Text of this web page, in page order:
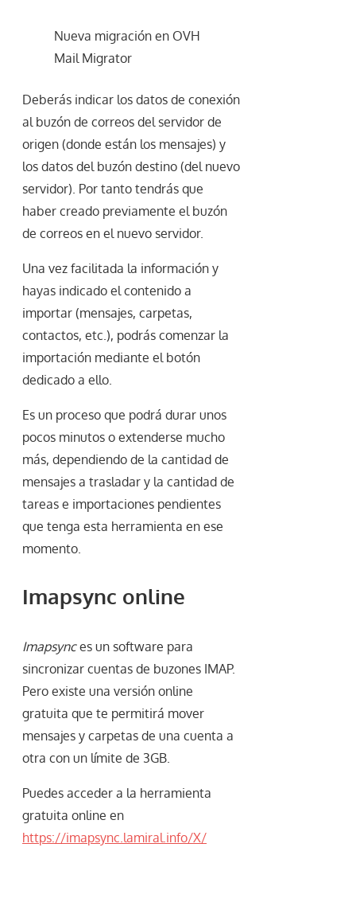
Nueva migración en OVH
Mail Migrator
Deberás indicar los datos de conexión
al buzón de correos del servidor de
origen (donde están los mensajes) y
los datos del buzón destino (del nuevo
servidor). Por tanto tendrás que
haber creado previamente el buzón
de correos en el nuevo servidor.
Una vez facilitada la información y
hayas indicado el contenido a
importar (mensajes, carpetas,
contactos, etc.), podrás comenzar la
importación mediante el botón
dedicado a ello.
Es un proceso que podrá durar unos
pocos minutos o extenderse mucho
más, dependiendo de la cantidad de
mensajes a trasladar y la cantidad de
tareas e importaciones pendientes
que tenga esta herramienta en ese
momento.
Imapsync online
Imapsynces un software para
sincronizar cuentas de buzones IMAP.
Pero existe una versión online
gratuita que te permitirá mover
mensajes y carpetas de una cuenta a
otra con un límite de 3GB.
Puedes acceder a la herramienta
gratuita online en
https://imapsync.lamiral.info/X/